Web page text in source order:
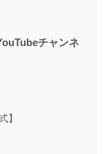
チャンネ
】